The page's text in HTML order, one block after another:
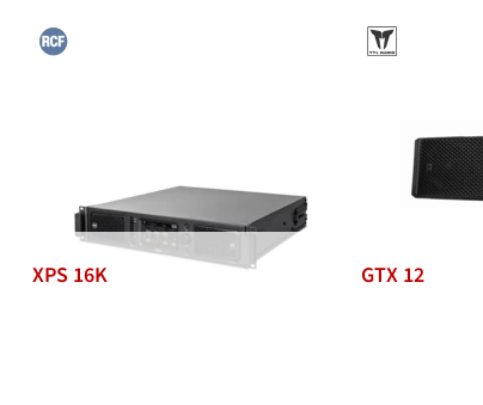
XPS 16K GTX 12